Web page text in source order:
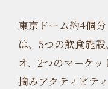
東京ドーム約4個
は、5つの飲食施
オ、2つのマーケ
摘みアクティビテ